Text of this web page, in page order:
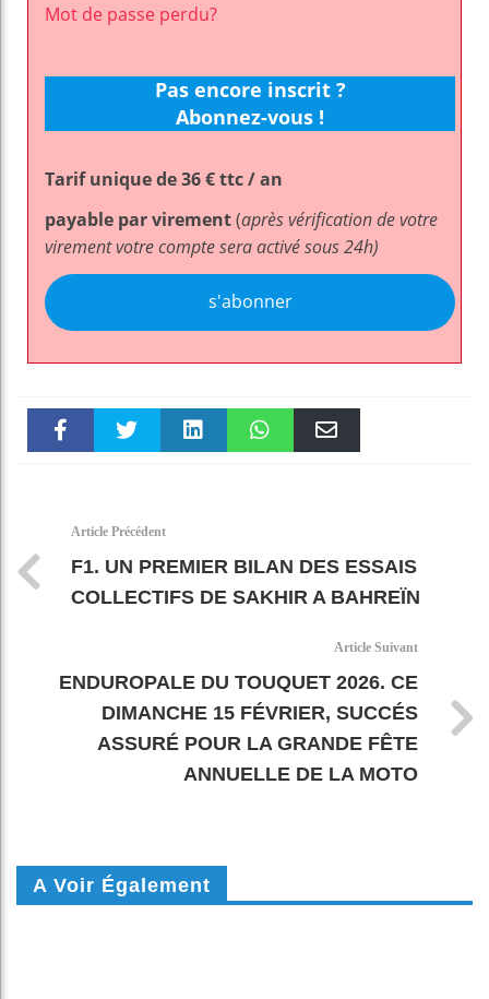
Mot de passe perdu?
Pas encore inscrit ?
Abonnez-vous !
Tarif unique de 36 € ttc / an
payable par virement(après vérification de votre
virement votre compte sera activé sous 24h)
s'abonner
Article Précédent
F1. UN PREMIER BILAN DES ESSAIS
COLLECTIFS DE SAKHIR A BAHREÏN
Article Suivant
ENDUROPALE DU TOUQUET 2026. CE
DIMANCHE 15 FÉVRIER, SUCCÉS
ASSURÉ POUR LA GRANDE FÊTE
ANNUELLE DE LA MOTO
A Voir Également